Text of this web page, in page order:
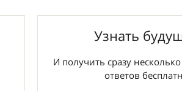
Узнать
И получить сразу
ответов